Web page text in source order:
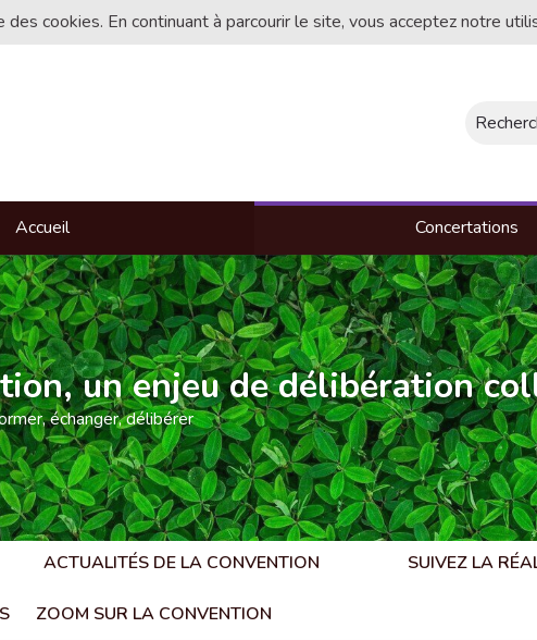
des cookies. En continuant à parcourir le site, vous acceptez notre
Accueil Concertations
un enjeu de délibération
échanger, délibérer
ACTUALITÉS DE LA CONVENTION SUIVEZ LA
ZOOM SUR LA CONVENTION